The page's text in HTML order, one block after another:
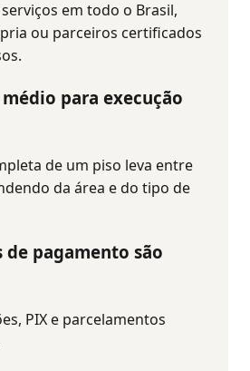
em todo o Brasil,
ou parceiros certificados
para execução
de um piso leva entre
da área e do tipo de
de pagamento são
PIX e parcelamentos